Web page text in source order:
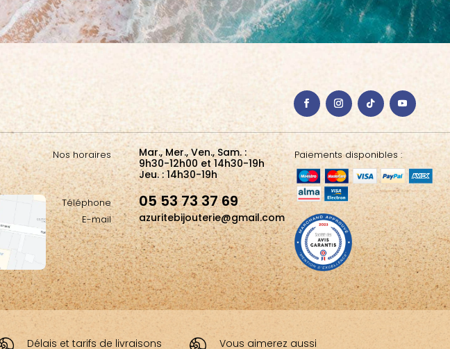
Nos horaires
Téléphone
E-mail
Mar., Mer., Ven., Sam. :
9h30-12h00 et 14h30-19h
Jeu. : 14h30-19h
05 53 73 37 69
azuritebijouterie@gmail.com
Paiements disponibles :
Délais et tarifs de livraisons Vous aimerez aussi